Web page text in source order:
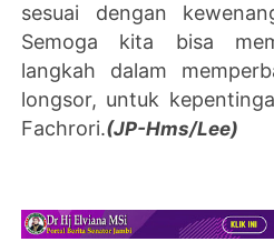
sesuai dengan
Semoga kita bisa
langkah dalam
longsor, untuk
Fachrori.(JP-Hms/Lee)